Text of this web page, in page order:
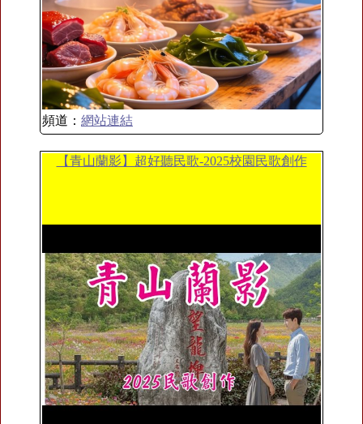
頻道： 網站連結
【青山蘭影】超好聽民歌-2025校園民歌創作